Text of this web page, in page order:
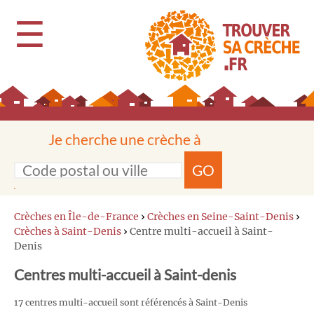
☰
Je cherche une crèche à
GO
Crèches en Île-de-France › Crèches en Seine-Saint-Denis ›
Crèches à Saint-Denis › Centre multi-accueil à Saint-
Denis
Centres multi-accueil à Saint-denis
17 centres multi-accueil sont référencés à Saint-Denis